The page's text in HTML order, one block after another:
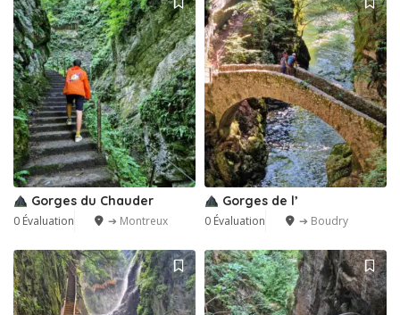
Gorges du Chauder
0 Évaluation ➔ Montreux
Gorges de l’
0 Évaluation ➔ Boudry